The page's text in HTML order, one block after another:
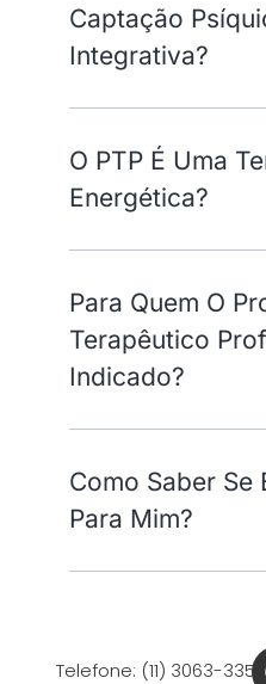
Captação
Integrativa?
O PTP É Uma
Energética?
Para Quem O
Terapêutico
Indicado?
Como Saber Se
Para Mim?
Telefone: (11) 3063-3350